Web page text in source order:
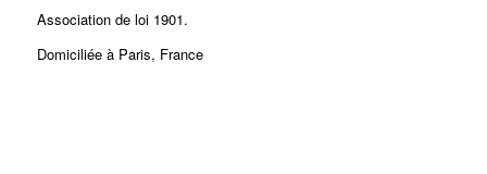
Association de loi 1901.
Domiciliée à Paris, France